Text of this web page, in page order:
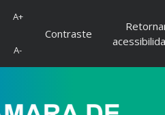
A+
A-
Contraste